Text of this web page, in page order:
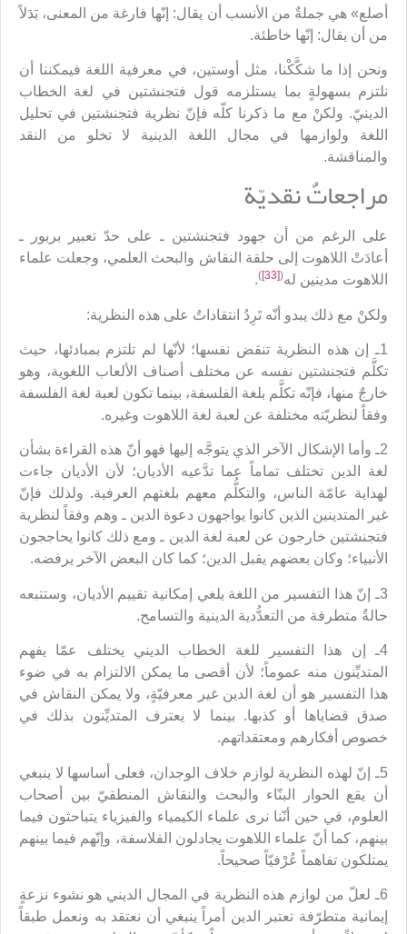
أصلع» هي جملةٌ من الأنسب أن يقال: إنّها فارغة من المعنى، بَدَلاً
من أن يقال: إنّها خاطئة.
ونحن إذا ما شكَّكْنا، مثل أوستين، في معرفية اللغة فيمكننا أن
نلتزم بسهولةٍ بما يستلزمه قول فتجنشتين في لغة الخطاب
الدينيّ. ولكنْ مع ما ذكرنا كلّه فإنّ نظرية فتجنشتين في تحليل
اللغة ولوازمها في مجال اللغة الدينية لا تخلو من النقد
والمناقشة.
مراجعاتٌ نقديّة
على الرغم من أن جهود فتجنشتين ـ على حدّ تعبير بربور ـ
أعادَتْ اللاهوت إلى حلقة النقاش والبحث العلمي، وجعلت علماء
اللاهوت مدينين له(
[33]
)
.
ولكنْ مع ذلك يبدو أنّه تَرِدُ انتقاداتٌ على هذه النظرية:
1ـ إن هذه النظرية تنقض نفسها؛ لأنّها لم تلتزم بمبادئها، حيث
تكلَّم فتجنشتين نفسه عن مختلف أصناف الألعاب اللغوية، وهو
خارجٌ منها، فإنّه تكلَّم بلغة الفلسفة، بينما تكون لعبة لغة الفلسفة
وفقاً لنظريّته مختلفة عن لعبة لغة اللاهوت وغيره.
2ـ وأما الإشكال الآخر الذي يتوجَّه إليها فهو أنّ هذه القراءة بشأن
لغة الدين تختلف تماماً عما تدَّعيه الأديان؛ لأن الأديان جاءت
لهداية عامّة الناس، والتكلُّم معهم بلغتهم العرفية. ولذلك فإنّ
غير المتدينين الذين كانوا يواجهون دعوة الدين ـ وهم وفقاً لنظرية
فتجنشتين خارجون عن لعبة لغة الدين ـ ومع ذلك كانوا يحاججون
الأنبياء؛ وكان بعضهم يقبل الدين؛ كما كان البعض الآخر يرفضه.
3ـ إنّ هذا التفسير من اللغة يلغي إمكانية تقييم الأديان، وستتبعه
حالةٌ متطرفة من التعدُّدية الدينية والتسامح.
4ـ إن هذا التفسير للغة الخطاب الديني يختلف عمّا يفهم
المتديِّنون منه عموماً؛ لأن أقصى ما يمكن الالتزام به في ضوء
هذا التفسير هو أن لغة الدين غير معرفيّةٍ، ولا يمكن النقاش في
صدق قضاياها أو كذبها. بينما لا يعترف المتديِّنون بذلك في
خصوص أفكارهم ومعتقداتهم.
5ـ إنّ لهذه النظرية لوازم خلاف الوجدان، فعلى أساسها لا ينبغي
أن يقع الحوار البنّاء والبحث والنقاش المنطقيّ بين أصحاب
العلوم، في حين أنّنا نرى علماء الكيمياء والفيزياء يتباحثون فيما
بينهم، كما أنّ علماء اللاهوت يجادلون الفلاسفة، وإنّهم فيما بينهم
يمتلكون تفاهماً عُرْفيّاً صحيحاً.
6ـ لعلّ من لوازم هذه النظرية في المجال الديني هو نشوء نزعةٍ
إيمانية متطرّفة تعتبر الدين أمراً ينبغي أن نعتقد به ونعمل طبقاً